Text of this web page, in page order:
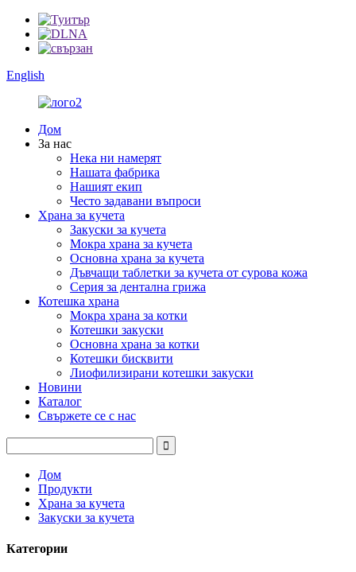
English
Дом
За нас
Нека ни намерят
Нашата фабрика
Нашият екип
Често задавани въпроси
Храна за кучета
Закуски за кучета
Мокра храна за кучета
Основна храна за кучета
Дъвчащи таблетки за кучета от сурова кожа
Серия за дентална грижа
Котешка храна
Мокра храна за котки
Котешки закуски
Основна храна за котки
Котешки бисквити
Лиофилизирани котешки закуски
Новини
Каталог
Свържете се с нас
Дом
Продукти
Храна за кучета
Закуски за кучета
Категории